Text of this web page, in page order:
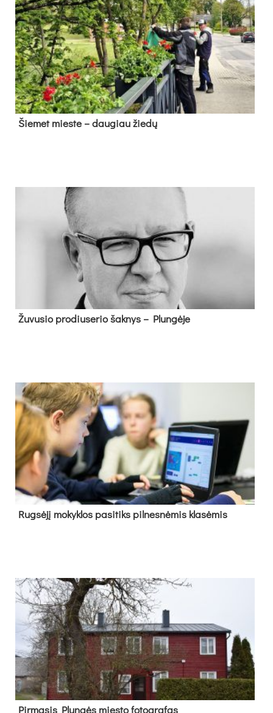
Šie­met mies­te – dau­giau žie­dų
Žu­vu­sio pro­diu­se­rio šak­nys – Plun­gė­je
Rug­sė­jį mo­kyk­los pa­si­tiks pil­nes­nė­mis kla­sė­mis
Pir­ma­sis Plun­gės mies­to fo­tog­ra­fas